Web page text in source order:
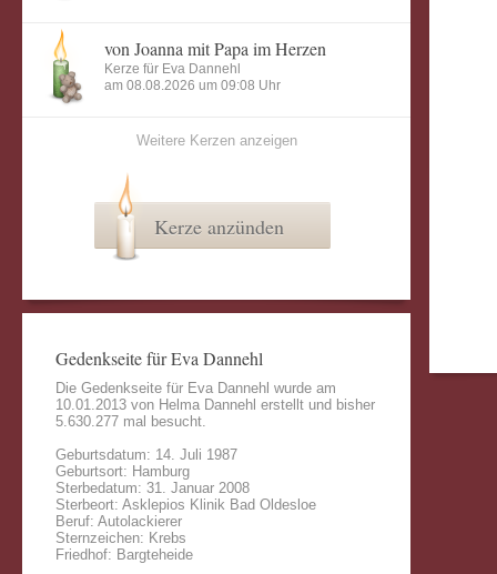
von Joanna mit Papa im Herzen
Kerze für Eva Dannehl
am 08.08.2026 um 09:08 Uhr
Weitere Kerzen anzeigen
Kerze anzünden
Gedenkseite für Eva Dannehl
Die Gedenkseite für Eva Dannehl wurde am
10.01.2013 von Helma Dannehl erstellt und bisher
5.630.277 mal besucht.
Geburtsdatum: 14. Juli 1987
Geburtsort: Hamburg
Sterbedatum: 31. Januar 2008
Sterbeort: Asklepios Klinik Bad Oldesloe
Beruf: Autolackierer
Sternzeichen: Krebs
Friedhof: Bargteheide